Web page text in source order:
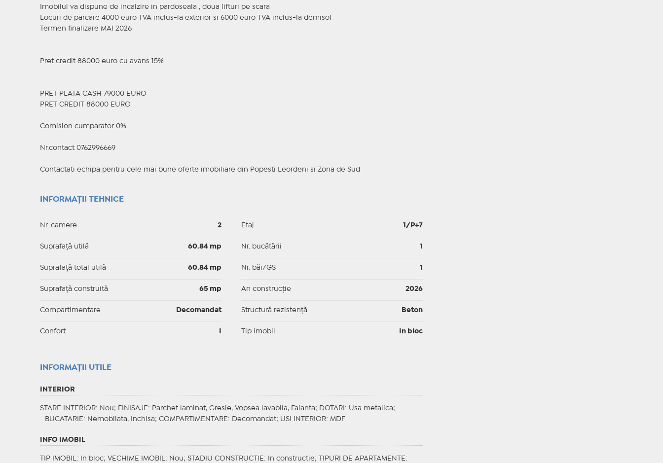
Imobilul va dispune de incalzire in pardoseala , doua lifturi pe scara
Locuri de parcare 4000 euro TVA inclus-la exterior si 6000 euro TVA inclus-la demisol
Termen finalizare MAI 2026
Pret credit 88000 euro cu avans 15%
PRET PLATA CASH 79000 EURO
PRET CREDIT 88000 EURO
Comision cumparator 0%
Nr.contact 0762996669
Contactati echipa pentru cele mai bune oferte imobiliare din Popesti Leordeni si Zona de Sud
INFORMAȚII TEHNICE
Nr. camere 2
Suprafaţă utilă 60.84 mp
Suprafaţă total utilă 60.84 mp
Suprafaţă construită 65 mp
Compartimentare Decomandat
Confort
Etaj 1/P+7
Nr. bucătării
Nr. băi/GS
An construcție 2026
Structură rezistență Beton
Tip imobil In bloc
INFORMAŢII UTILE
INTERIOR
STARE INTERIOR: Nou; FINISAJE : Parchet laminat, Gresie, Vopsea lavabila, Faianta; DOTARI : Usa metalica;
BUCATARIE : Nemobilata, Inchisa; COMPARTIMENTARE : Decomandat; USI INTERIOR: MDF
INFO IMOBIL
TIP IMOBIL : In bloc; VECHIME IMOBIL : Nou; STADIU CONSTRUCTIE : In constructie; TIPURI DE APARTAMENTE :